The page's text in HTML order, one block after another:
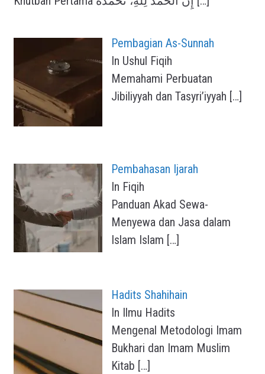
Pembagian As-Sunnah
In Ushul Fiqih
Memahami Perbuatan
Jibiliyyah dan Tasyri’iyyah […]
Pembahasan Ijarah
In Fiqih
Panduan Akad Sewa-
Menyewa dan Jasa dalam
Islam Islam […]
Hadits Shahihain
In Ilmu Hadits
Mengenal Metodologi Imam
Bukhari dan Imam Muslim
Kitab […]